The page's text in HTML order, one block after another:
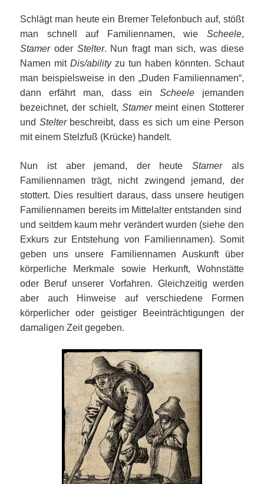
Schlägt man heute ein Bremer Telefonbuch auf, stößt
man schnell auf Familiennamen, wie Scheele,
Stameroder Stelter. Nun fragt man sich, was diese
Namen mitDis/abilityzu tun haben könnten. Schaut
man beispielsweise in den „Duden Familiennamen“,
dann erfährt man, dass ein Scheelejemanden
bezeichnet, der schielt, Stamermeint einen Stotterer
und Stelterbeschreibt, dass es sich um eine Person
mit einem Stelzfuß (Krücke) handelt.
Nun ist aber jemand, der heute Stamerals
Familiennamen trägt, nicht zwingend jemand, der
stottert. Dies resultiert daraus, dass unsere heutigen
Familiennamen bereits im Mittelalter entstanden sind
und seitdem kaum mehr verändert wurden (siehe den
Exkurs zur Entstehung von Familiennamen). Somit
geben uns unsere Familiennamen Auskunft über
körperliche Merkmale sowie Herkunft, Wohnstätte
oder Beruf unserer Vorfahren. Gleichzeitig werden
aber auch Hinweise auf verschiedene Formen
körperlicher oder geistiger Beeinträchtigungen der
damaligen Zeit gegeben.